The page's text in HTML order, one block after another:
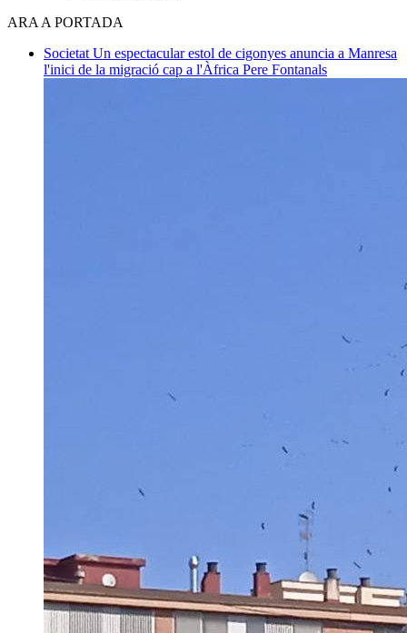
ARA A PORTADA
Societat Un espectacular estol de cigonyes anuncia a Manresa
l'inici de la migració cap a l'Àfrica Pere Fontanals